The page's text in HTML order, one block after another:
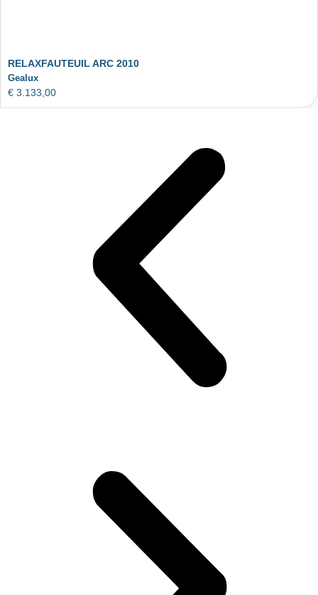
RELAXFAUTEUIL ARC 2010
Gealux
€ 3.133,00